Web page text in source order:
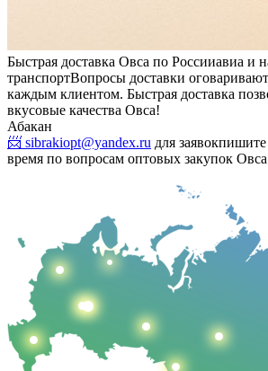
Быстрая доставка Овса по Россииавиа и
транспортВопросы доставки
каждым клиентом. Быстрая доставка
вкусовые качества Овса!
Абакан
📨 sibrakiopt@yandex.ru для заявокпишите
время по вопросам оптовых закупок Овса